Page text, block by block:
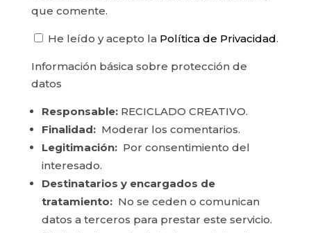
que comente.
He leído y acepto la Política de Privacidad.
Información básica sobre protección de
datos
Responsable:RECICLADO CREATIVO.
Finalidad:Moderar los comentarios.
Legitimación:Por consentimiento del
interesado.
Destinatarios y encargados de
tratamiento:No se ceden o comunican
datos a terceros para prestar este servicio.